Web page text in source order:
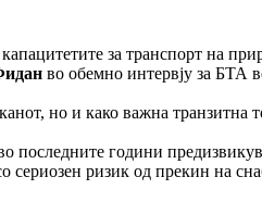
за транспорт на
во обемно интервју за БТА
но и како важна транзитна
последните години
сериозен ризик од прекин на